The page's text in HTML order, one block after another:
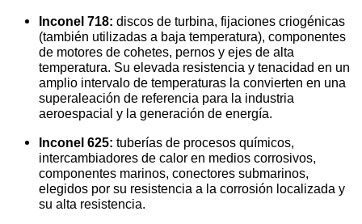
Inconel 718: discos de turbina, fijaciones criogénicas
(también utilizadas a baja temperatura), componentes
de motores de cohetes, pernos y ejes de alta
temperatura. Su elevada resistencia y tenacidad en un
amplio intervalo de temperaturas la convierten en una
superaleación de referencia para la industria
aeroespacial y la generación de energía.
Inconel 625: tuberías de procesos químicos,
intercambiadores de calor en medios corrosivos,
componentes marinos, conectores submarinos,
elegidos por su resistencia a la corrosión localizada y
su alta resistencia.